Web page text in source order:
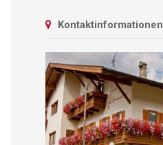
Kontaktinformationen